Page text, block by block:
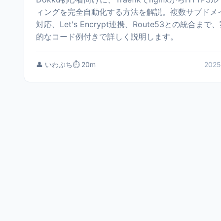
ィングを完全自動化する方法を解説。複数サブドメ
対応、Let's Encrypt連携、Route53との統合まで、
的なコード例付きで詳しく説明します。
👤 いわぶち⏱️ 20m